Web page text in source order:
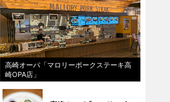
高崎オーパ「マロリーポークステーキ高
崎OPA店」